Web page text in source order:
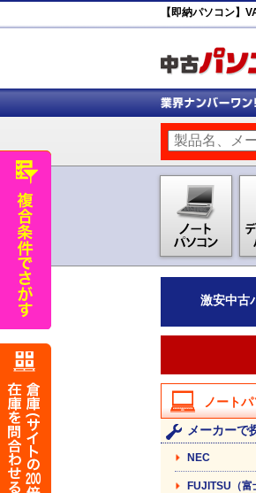
【即納パソコン
激安中古
メーカーで
NEC
FUJITSU（富